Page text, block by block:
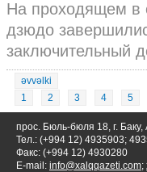
На проходящем в
дзюдо
заключительный
əvvəlki
1
2 3 4 5
прос. Бюль-бюля 18, г.
Тел.: (+994 12) 4935903;
Факс: (+994 12) 4930280
E-mail: info@xalqqazeti.com;